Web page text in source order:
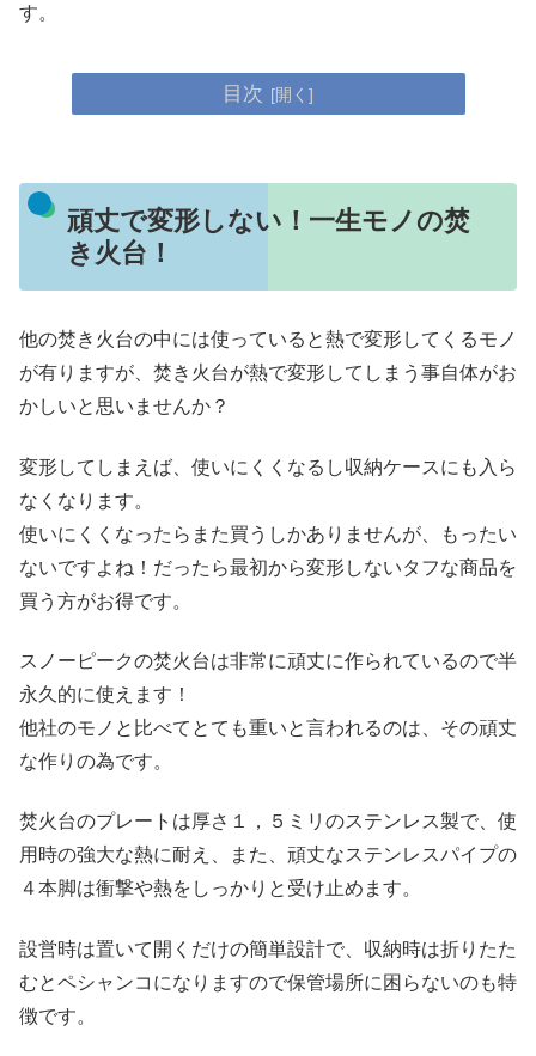
す。
目次
頑丈で変形しない！一生モノの焚
き火台！
他の焚き火台の中には使っていると熱で変形してくるモノ
が有りますが、焚き火台が熱で変形してしまう事自体がお
かしいと思いませんか？
変形してしまえば、使いにくくなるし収納ケースにも入ら
なくなります。
使いにくくなったらまた買うしかありませんが、もったい
ないですよね！だったら最初から変形しないタフな商品を
買う方がお得です。
スノーピークの焚火台は非常に頑丈に作られているので半
永久的に使えます！
他社のモノと比べてとても重いと言われるのは、その頑丈
な作りの為です。
焚火台のプレートは厚さ１，５ミリのステンレス製で、使
用時の強大な熱に耐え、また、頑丈なステンレスパイプの
４本脚は衝撃や熱をしっかりと受け止めます。
設営時は置いて開くだけの簡単設計で、収納時は折りたた
むとペシャンコになりますので保管場所に困らないのも特
徴です。